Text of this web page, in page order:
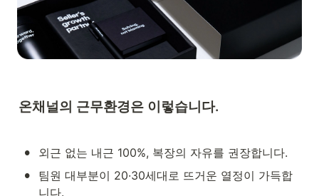
온채널의 근무환경은 이렇습니다.
• 외근 없는 내근 100%, 복장의 자유를 권장합니다.
•
팀원 대부분이 20·30세대로 뜨거운 열정이 가득합
니다.